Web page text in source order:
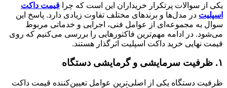
یکی از سوالات پرتکرار خریداران این است که چرا قیمت داکت
اسپلیت در مدل‌ها و برندهای مختلف تفاوت زیادی دارد. پاسخ این
سوال به مجموعه‌ای از عوامل فنی، اجرایی و خدماتی مربوط
می‌شود. در ادامه مهم‌ترین فاکتورهایی را بررسی می‌کنیم که روی
قیمت نهایی خرید داکت اسپلیت اثرگذار هستند.
۱. ظرفیت سرمایشی و گرمایشی دستگاه
ظرفیت دستگاه یکی از اصلی‌ترین عوامل تعیین‌کننده قیمت داکت